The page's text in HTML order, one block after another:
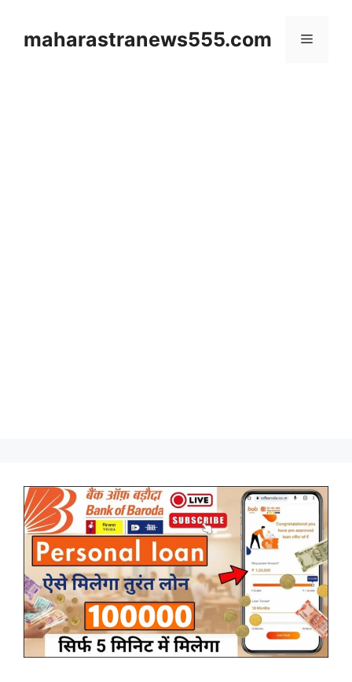
contentmaharastranews555.com Menu